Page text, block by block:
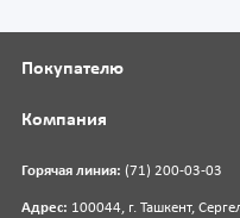
Горячая линия: (71) 200-03-03
Адрес: 100044, г. Ташкент,
Покупателю
Компания